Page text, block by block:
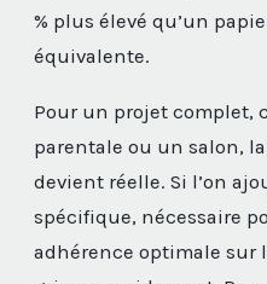
% plus élevé qu’un
équivalente.
Pour un projet complet,
parentale ou un salon,
devient réelle. Si l’on
spécifique, nécessaire
adhérence optimale sur